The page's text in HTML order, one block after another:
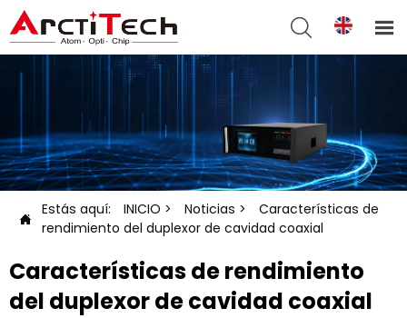
 

Estás aquí: INICIO > Noticias >
Características de
rendimiento del duplexor de cavidad coaxial
Características de rendimiento
del duplexor de cavidad coaxial